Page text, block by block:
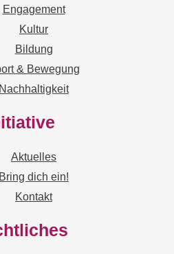
Engagement
Kultur
Bildung
& Bewegung
Nachhaltigkeit
Aktuelles
Bring dich ein!
Kontakt